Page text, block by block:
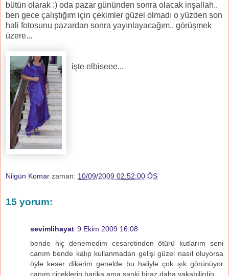
bütün olarak :) oda pazar gününden sonra olacak inşallah..
ben gece çalıştığım için çekimler güzel olmadı o yüzden son
hali fotosunu pazardan sonra yayınlayacağım.. görüşmek
üzere...
işte elbiseee...
Nilgün Komar zaman: 10/09/2009 02:52:00 ÖS
15 yorum:
sevimlihayat 9 Ekim 2009 16:08
bende hiç denemedim cesaretinden ötürü kutlarım seni
canım bende kalıp kullanmadan gelişi güzel nasıl oluyorsa
öyle keser dikerim genelde bu haliyle çok şık görünüyor
canım çiçeklerin harika ama sanki biraz daha yakabilirdin